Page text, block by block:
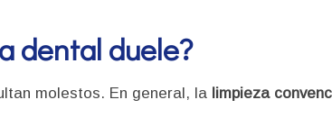
dental duele?
molestos. En general, la limpieza